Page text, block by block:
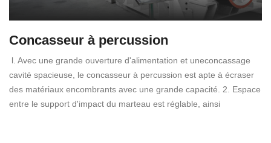
Concasseur à percussion
l. Avec une grande ouverture d'alimentation et uneconcassage
cavité spacieuse, le concasseur à percussion est apte à écraser
des matériaux encombrants avec une grande capacité. 2. Espace
entre le support d'impact du marteau est réglable, ainsi